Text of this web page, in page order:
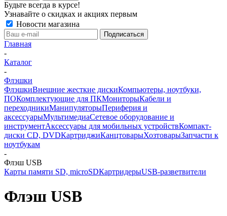
Будьте всегда в курсе!
Узнавайте о скидках и акциях первым
Новости магазина
Главная
-
Каталог
-
Флэшки
ФлэшкиВнешние жесткие дискиКомпьютеры, ноутбуки,
ПОКомплектующие для ПКМониторыКабели и
переходникиМанипуляторыПериферия и
аксессуарыМультимедиаСетевое оборудование и
инструментАксессуары для мобильных устройствКомпакт-
диски CD, DVDКартриджиКанцтоварыХозтоварыЗапчасти к
ноутбукам
-
Флэш USB
Карты памяти SD, microSDКартридерыUSB-разветвители
Флэш USB